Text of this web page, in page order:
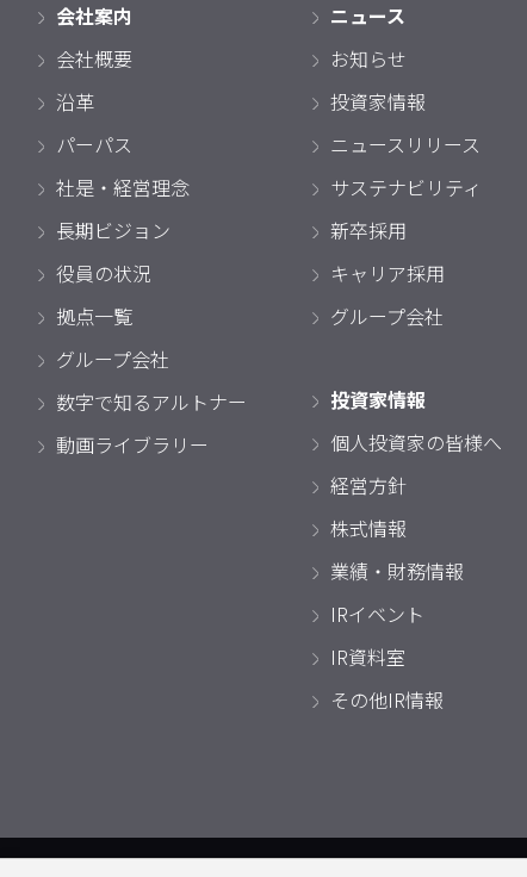
会社案内
会社概要
沿革
パーパス
社是・経営理念
長期ビジョン
役員の状況
拠点一覧
グループ会社
数字で知るアルトナー
動画ライブラリー
ニュース
お知らせ
投資家情報
ニュースリリース
サステナビリティ
新卒採用
キャリア採用
グループ会社
投資家情報
個人投資家の皆様へ
経営方針
株式情報
業績・財務情報
IRイベント
IR資料室
その他IR情報